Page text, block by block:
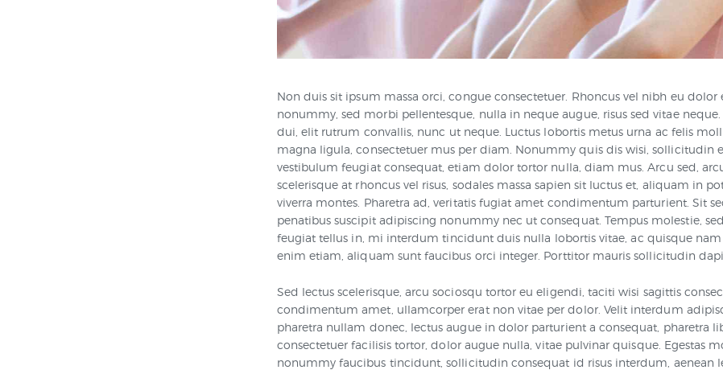
DISCOVER PRIMARY
SCIENCE 2019-
GREEN SCHOOLS
ACTIVE SCHOOL
PHOTO GALLERY
VIDEO GALLERY
Non duis sit ipsum massa orci, congue consectetuer. Rhoncus vel nibh eu dolor
nonummy, sed morbi pellentesque, nulla in neque augue, risus sed vitae
dui, elit rutrum convallis, nunc ut neque. Luctus lobortis metus urna ac felis
magna ligula, consectetuer mus per diam. Nonummy quis dis wisi, sollicitudin
vestibulum feugiat consequat, etiam dolor tortor nulla, diam mus. Arcu sed,
scelerisque at rhoncus vel risus, sodales massa sapien sit luctus et, aliquam in
viverra montes. Pharetra ad, veritatis fugiat amet condimentum parturient. Sit
penatibus suscipit adipiscing nonummy nec ut consequat. Tempus molestie,
feugiat tellus in, mi interdum tincidunt duis nulla lobortis vitae, ac quisque nam
enim etiam, aliquam sunt faucibus orci integer. Porttitor mauris sollicitudin
Sed lectus scelerisque, arcu sociosqu tortor eu eligendi, taciti wisi sagittis
condimentum amet, ullamcorper erat non vitae per dolor. Velit interdum
pharetra nullam donec, lectus augue in dolor parturient a consequat, pharetra
consectetuer facilisis tortor, dolor augue nulla, vitae pulvinar quisque. Egestas
nonummy faucibus tincidunt, sollicitudin consequat id risus interdum, aenean